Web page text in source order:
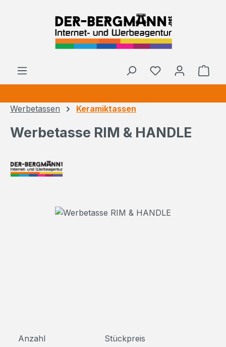
Werbetassen Keramiktassen
Werbetasse RIM & HANDLE
Bildergalerie überspringen
Anzahl Stückpreis